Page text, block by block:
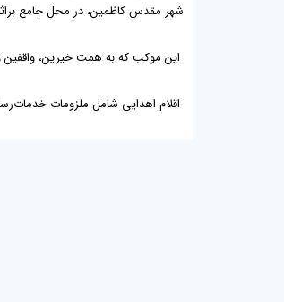
شهر مقدس کاظمین، در محل جامع
این موکب که به همت خیرین، واقفین
اقلام اهدایی شامل ملزومات